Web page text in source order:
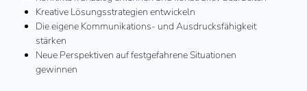
Kreative Lösungsstrategien entwickeln
Die eigene Kommunikations- und Ausdrucksfähigkeit
stärken
Neue Perspektiven auf festgefahrene Situationen
gewinnen